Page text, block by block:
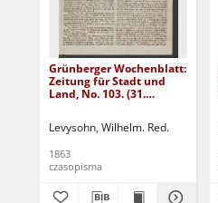
Grünberger Wochenblatt:
Zeitung für Stadt und
Land, No. 103. (31.
Levysohn, Wilhelm. Red.
1863
czasopisma